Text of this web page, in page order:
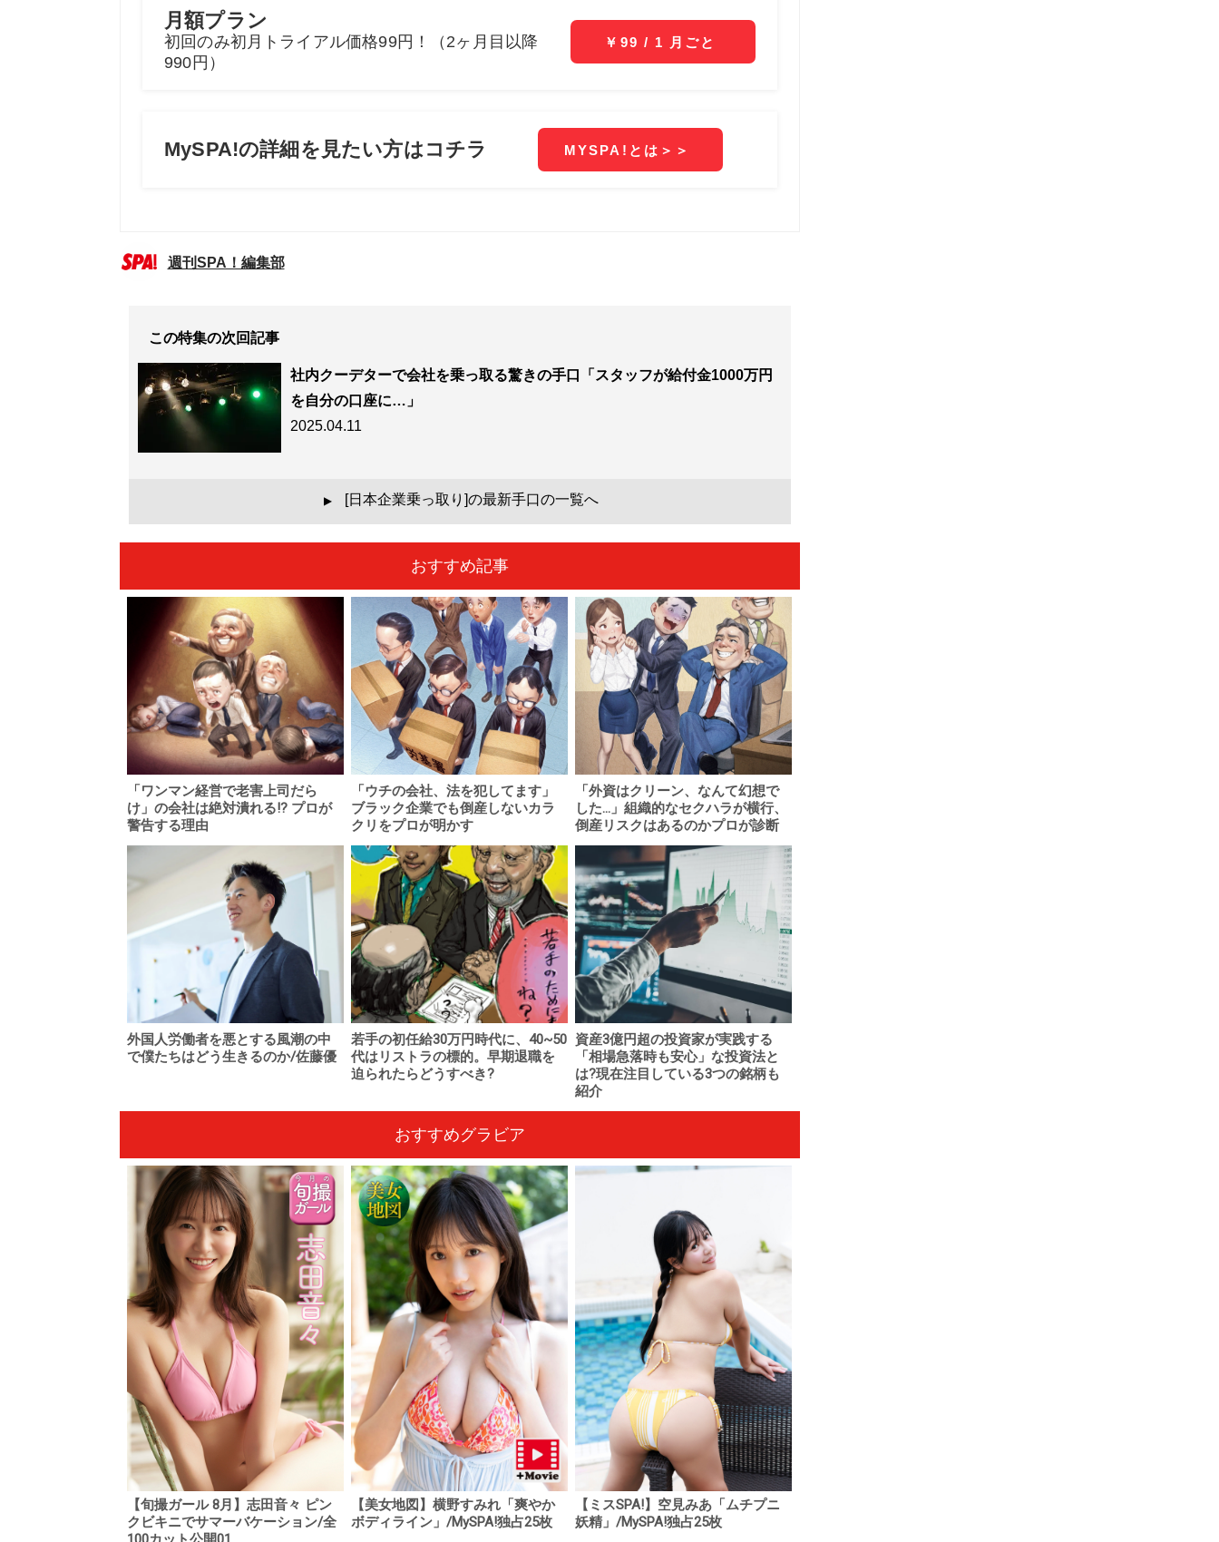
週刊SPA！編集部
この特集の次回記事
社内クーデターで会社を乗っ取る驚きの手口「スタッフが給付金1000万円
を自分の口座に…」
2025.04.11
▲ [日本企業乗っ取り]の最新手口の一覧へ
おすすめ記事
「ワンマン経営で老害上司だら
け」の会社は絶対潰れる!? プロが
警告する理由
「ウチの会社、法を犯してます」
ブラック企業でも倒産しないカラ
クリをプロが明かす
「外資はクリーン、なんて幻想で
した...」組織的なセクハラが横行、
倒産リスクはあるのかプロが診断
外国人労働者を悪とする風潮の中
で僕たちはどう生きるのか/佐藤優
若手の初任給30万円時代に、40~50
代はリストラの標的。早期退職を
迫られたらどうすべき?
資産3億円超の投資家が実践する
「相場急落時も安心」な投資法と
は?現在注目している3つの銘柄も
紹介
おすすめグラビア
【旬撮ガール 8月】志田音々 ピン
クビキニでサマーバケーション/全
【美女地図】横野すみれ「爽やか
ボディライン」/MySPA!独占25枚
【ミスSPA!】空見みあ「ムチプニ
妖精」/MySPA!独占25枚